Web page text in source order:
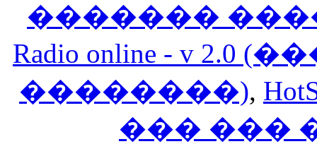
�������
Radio online - v
��������),
��� ���